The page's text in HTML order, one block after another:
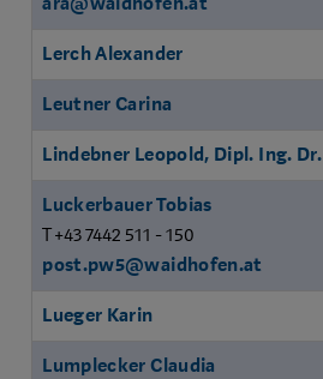
Lerch Alexander
Leutner Carina
Lindebner Leopold, Dipl. Ing. Dr.
Luckerbauer Tobias
T +43 7442 511 - 150
post.pw5@waidhofen.at
Lueger Karin
Lumplecker Claudia